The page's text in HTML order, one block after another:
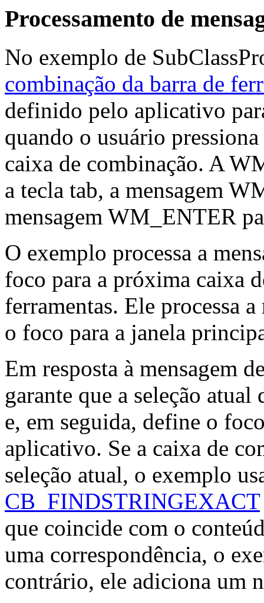
Processamento de
No exemplo de
combinação da barra de
definido pelo aplicativo
quando o usuário
caixa de combinação. A
a tecla tab, a mensagem
mensagem WM_ENTER
O exemplo processa a
foco para a próxima caixa
ferramentas. Ele processa
o foco para a janela
Em resposta à mensagem
garante que a seleção
e, em seguida, define o
aplicativo. Se a caixa de
seleção atual, o exemplo
CB_FINDSTRINGEXACT
que coincide com o
uma correspondência, o
contrário, ele adiciona um